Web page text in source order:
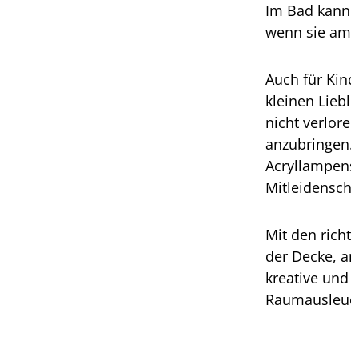
Im Bad
wenn sie
Auch für
kleinen
nicht
Mit den
der Decke,
kreative